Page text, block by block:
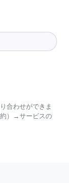
合わせができま
）→サービスの